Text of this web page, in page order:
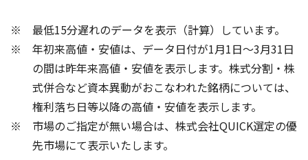
0
4,000
6,000
8,000
3
0
4,000
6,000
8,000
3
最低15分遅れのデータを表示（計算）しています。
年初来高値・安値は、データ日付が1月1日～3月31日
の間は昨年来高値・安値を表示します。株式分割・株
式併合など資本異動がおこなわれた銘柄については、
権利落ち日等以降の高値・安値を表示します。
市場のご指定が無い場合は、株式会社QUICK選定の優
先市場にて表示いたします。